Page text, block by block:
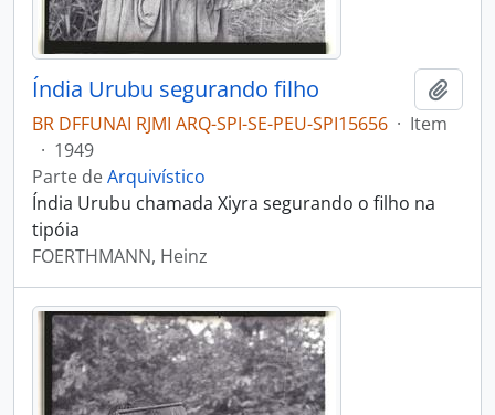
Índia Urubu segurando filho
BR DFFUNAI RJMI ARQ-SPI-SE-PEU-SPI15656 · Item
· 1949
Parte deArquivístico
Índia Urubu chamada Xiyra segurando o filho na
tipóia
FOERTHMANN, Heinz